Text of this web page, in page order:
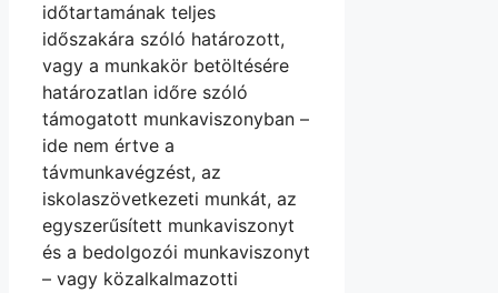
időtartamának teljes
időszakára szóló határozott,
vagy a munkakör betöltésére
határozatlan időre szóló
támogatott munkaviszonyban –
ide nem értve a
távmunkavégzést, az
iskolaszövetkezeti munkát, az
egyszerűsített munkaviszonyt
és a bedolgozói munkaviszonyt
– vagy közalkalmazotti